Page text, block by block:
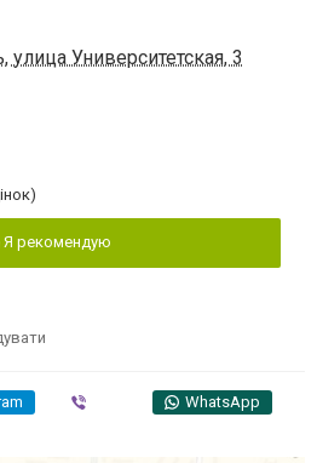
Университетская, 3
Я рекомендую
WhatsApp